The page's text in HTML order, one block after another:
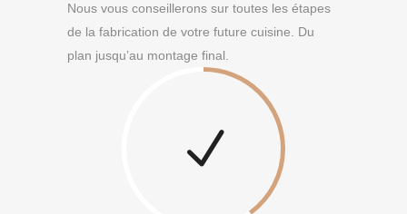
Nous vous conseillerons sur toutes les étapes
de la fabrication de votre future cuisine. Du
plan jusqu’au montage final.